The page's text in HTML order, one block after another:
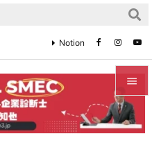


メニュ
Notion